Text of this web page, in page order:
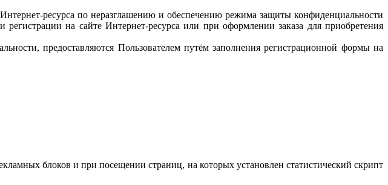
ресурса по неразглашению и обеспечению режима защиты конфиденциальности
на сайте Интернет-ресурса или при оформлении заказа для приобретения
предоставляются Пользователем путём заполнения регистрационной формы на
блоков и при посещении страниц, на которых установлен статистический скрипт